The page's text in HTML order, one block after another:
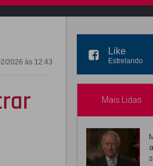
2026 às 12:43
Like
Estrelando
Mais Lidas